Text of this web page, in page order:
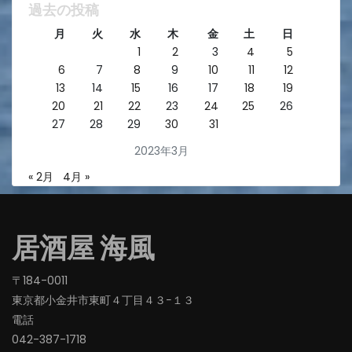
過去の投稿
2023年3月
月 火 水 木 金 土
日
1
2 3 4
5
6
7 8 9 10 11
12
13
14 15 16 17 18
19
20
21 22 23 24 25
26
27
28 29 30 31
« 2月 4月 »
居酒屋 海風
〒184-0011
東京都小金井市東町４丁目４３−１３
電話
042-387-1718‬